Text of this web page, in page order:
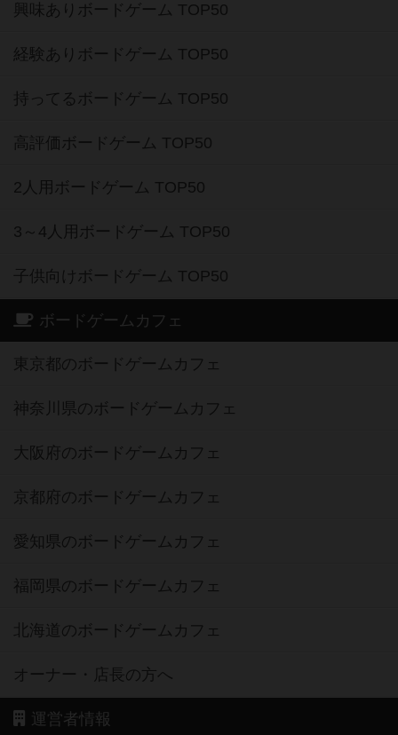
興味ありボードゲーム TOP50
経験ありボードゲーム TOP50
持ってるボードゲーム TOP50
高評価ボードゲーム TOP50
2人用ボードゲーム TOP50
3～4人用ボードゲーム TOP50
子供向けボードゲーム TOP50
ボードゲームカフェ
東京都のボードゲームカフェ
神奈川県のボードゲームカフェ
大阪府のボードゲームカフェ
京都府のボードゲームカフェ
愛知県のボードゲームカフェ
福岡県のボードゲームカフェ
北海道のボードゲームカフェ
オーナー・店長の方へ
運営者情報